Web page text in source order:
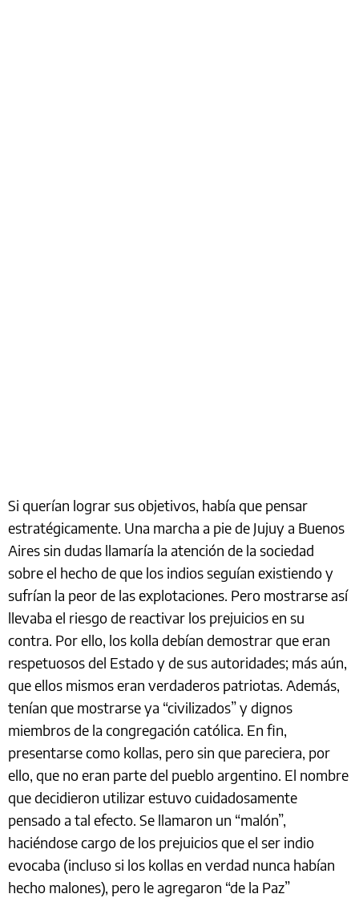
Si querían lograr sus objetivos, había que pensar
estratégicamente. Una marcha a pie de Jujuy a Buenos
Aires sin dudas llamaría la atención de la sociedad
sobre el hecho de que los indios seguían existiendo y
sufrían la peor de las explotaciones. Pero mostrarse así
llevaba el riesgo de reactivar los prejuicios en su
contra. Por ello, los kolla debían demostrar que eran
respetuosos del Estado y de sus autoridades; más aún,
que ellos mismos eran verdaderos patriotas. Además,
tenían que mostrarse ya “civilizados” y dignos
miembros de la congregación católica. En fin,
presentarse como kollas, pero sin que pareciera, por
ello, que no eran parte del pueblo argentino. El nombre
que decidieron utilizar estuvo cuidadosamente
pensado a tal efecto. Se llamaron un “malón”,
haciéndose cargo de los prejuicios que el ser indio
evocaba (incluso si los kollas en verdad nunca habían
hecho malones), pero le agregaron “de la Paz”